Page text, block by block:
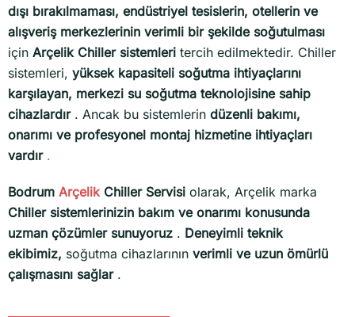
dışı bırakılmaması, endüstriyel tesislerin, otellerin ve
alışveriş merkezlerinin verimli bir şekilde soğutulması
için Arçelik Chiller sistemleri tercih edilmektedir. Chiller
sistemleri, yüksek kapasiteli soğutma ihtiyaçlarını
karşılayan, merkezi su soğutma teknolojisine sahip
cihazlardır. Ancak bu sistemlerin düzenli bakımı,
onarımı ve profesyonel montaj hizmetine ihtiyaçları
vardır.
Bodrum Arçelik Chiller Servisi olarak, Arçelik marka
Chiller sistemlerinizin bakım ve onarımı konusunda ​​
uzman çözümler sunuyoruz . Deneyimli teknik
ekibimiz, soğutma cihazlarının verimli ve uzun ömürlü
çalışmasını sağlar.